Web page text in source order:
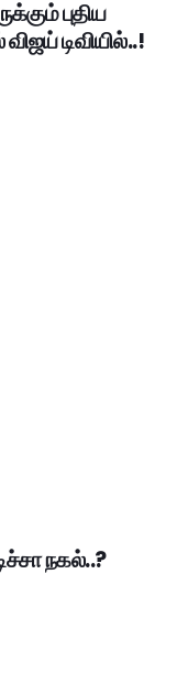
புதிய
டிவியில்..!
நகல்..?